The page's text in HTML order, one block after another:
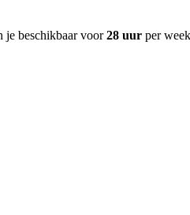
je beschikbaar voor28 uur per